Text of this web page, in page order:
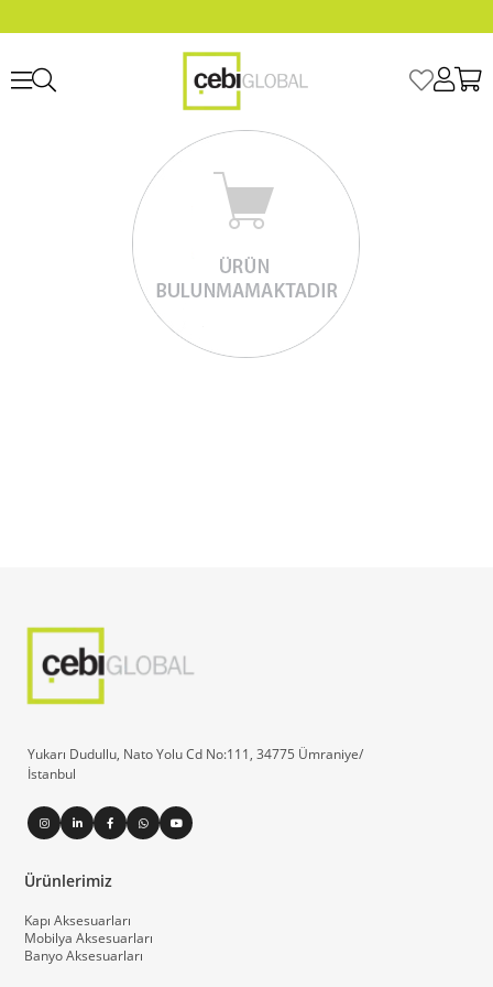
Yukarı Dudullu, Nato Yolu Cd No:111, 34775 Ümraniye/
İstanbul
Ürünlerimiz
Kapı Aksesuarları
Mobilya Aksesuarları
Banyo Aksesuarları